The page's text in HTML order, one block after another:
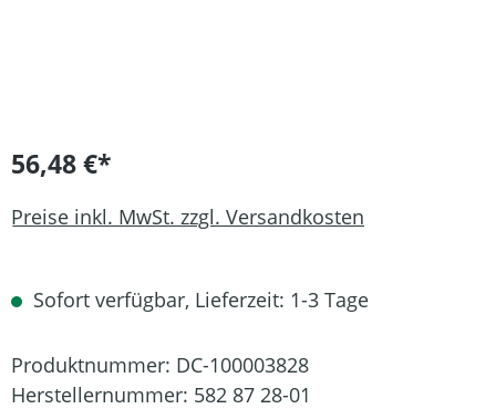
56,48 €*
Preise inkl. MwSt. zzgl. Versandkosten
Sofort verfügbar, Lieferzeit: 1-3 Tage
Produktnummer: DC-100003828
Herstellernummer: 582 87 28-01